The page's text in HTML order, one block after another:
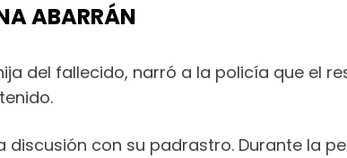
ABARRÁN
del fallecido, narró a la policía que el
con su padrastro. Durante la